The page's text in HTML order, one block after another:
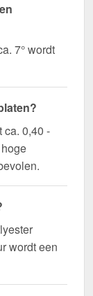
7° wordt
ca. 0,40 -
wordt een